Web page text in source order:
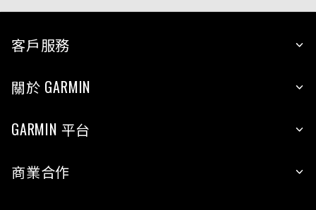
客戶服務
關於 GARMIN
GARMIN 平台
商業合作